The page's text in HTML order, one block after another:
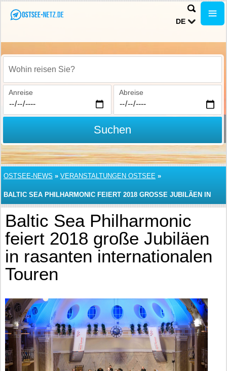
DE
Wohin reisen Sie?
Anreise Abreise
Suchen
OSTSEE-NEWS » VERANSTALTUNGEN OSTSEE »
BALTIC SEA PHILHARMONIC FEIERT 2018 GROSSE JUBILÄEN IN R
ASANTEN INTERNATIONALEN TOUREN
Baltic Sea Philharmonic
feiert 2018 große Jubiläen
in rasanten internationalen
Touren